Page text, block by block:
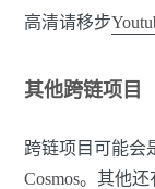
高清请移步
其他跨链项目
跨链项目可能会
Cosmos。其他还